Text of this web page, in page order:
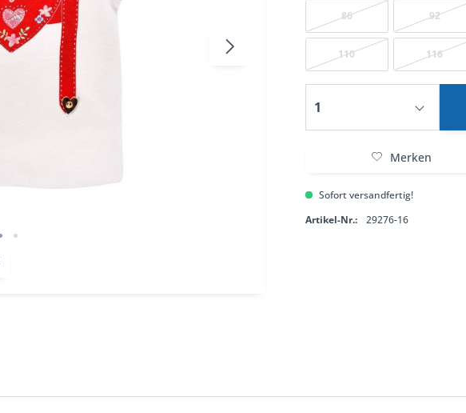
86 92
110 116
Merken
Sofort versandfertig!
Artikel-Nr.:
29276-16